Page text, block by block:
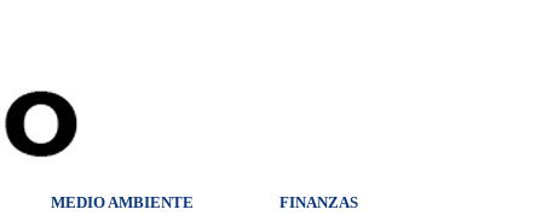
MEDIO AMBIENTE FINANZAS